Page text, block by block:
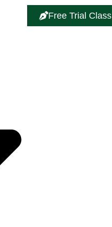
Free Trial Class